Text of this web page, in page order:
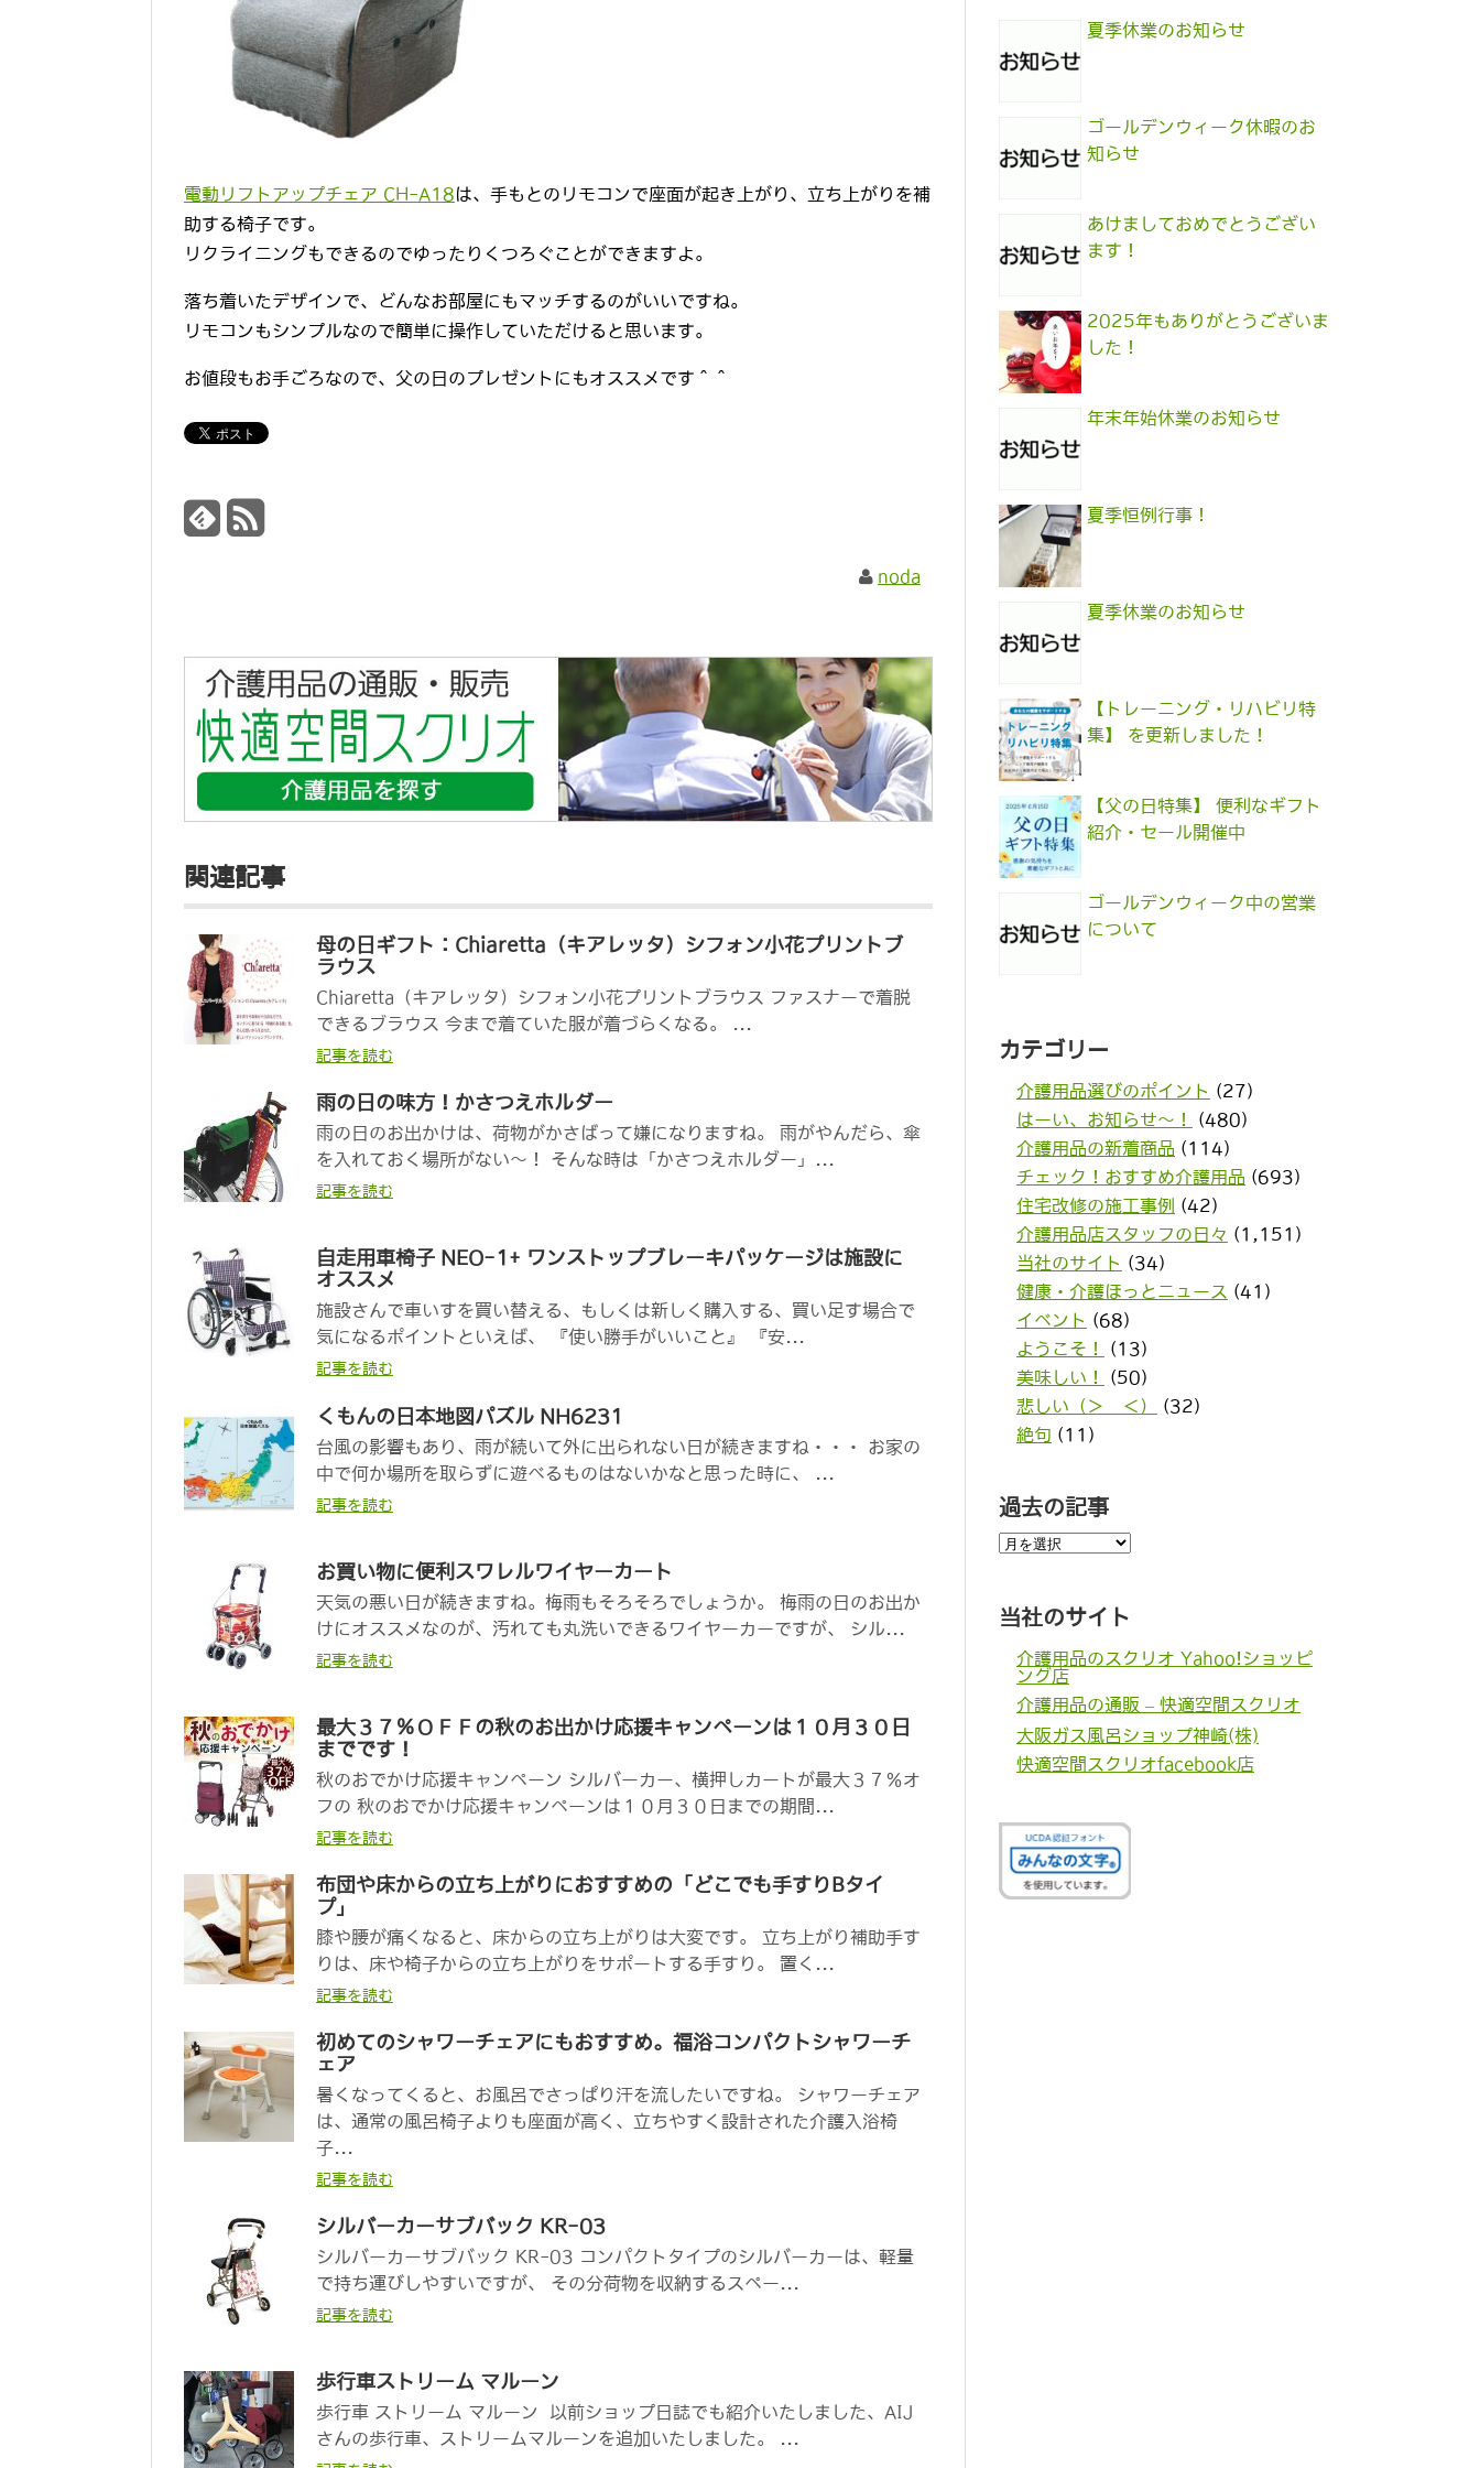
電動リフトアップチェア CH-A18は、手もとのリモコンで座面が起き上がり、立ち上がりを補
助する椅子です。
リクライニングもできるのでゆったりくつろぐことができますよ。
落ち着いたデザインで、どんなお部屋にもマッチするのがいいですね。
リモコンもシンプルなので簡単に操作していただけると思います。
お値段もお手ごろなので、父の日のプレゼントにもオススメです＾＾
noda
関連記事
母の日ギフト：Chiaretta（キアレッタ）シフォン小花プリントブ
ラウス
Chiaretta（キアレッタ）シフォン小花プリントブラウス ファスナーで着脱
できるブラウス 今まで着ていた服が着づらくなる。 ...
記事を読む
雨の日の味方！かさつえホルダー
雨の日のお出かけは、荷物がかさばって嫌になりますね。 雨がやんだら、傘
を入れておく場所がない～！ そんな時は「かさつえホルダー」...
記事を読む
自走用車椅子 NEO-1+ ワンストップブレーキパッケージは施設に
オススメ
施設さんで車いすを買い替える、もしくは新しく購入する、買い足す場合で
気になるポイントといえば、 『使い勝手がいいこと』 『安...
記事を読む
くもんの日本地図パズル NH6231
台風の影響もあり、雨が続いて外に出られない日が続きますね・・・ お家の
中で何か場所を取らずに遊べるものはないかなと思った時に、 ...
記事を読む
お買い物に便利スワレルワイヤーカート
天気の悪い日が続きますね。梅雨もそろそろでしょうか。 梅雨の日のお出か
けにオススメなのが、汚れても丸洗いできるワイヤーカーですが、 シル...
記事を読む
最大３７％ＯＦＦの秋のお出かけ応援キャンペーンは１０月３０日
までです！
秋のおでかけ応援キャンペーン シルバーカー、横押しカートが最大３７％オ
フの 秋のおでかけ応援キャンペーンは１０月３０日までの期間...
記事を読む
布団や床からの立ち上がりにおすすめの「どこでも手すりBタイ
プ」
膝や腰が痛くなると、床からの立ち上がりは大変です。 立ち上がり補助手す
りは、床や椅子からの立ち上がりをサポートする手すり。 置く...
記事を読む
初めてのシャワーチェアにもおすすめ。福浴コンパクトシャワーチ
ェア
暑くなってくると、お風呂でさっぱり汗を流したいですね。 シャワーチェア
は、通常の風呂椅子よりも座面が高く、立ちやすく設計された介護入浴椅
子...
記事を読む
シルバーカーサブバック KR-03
シルバーカーサブバック KR-03 コンパクトタイプのシルバーカーは、軽量
で持ち運びしやすいですが、 その分荷物を収納するスペー...
記事を読む
歩行車ストリーム マルーン
歩行車 ストリーム マルーン 以前ショップ日誌でも紹介いたしました、AIJ
さんの歩行車、ストリームマルーンを追加いたしました。 ...
夏季休業のお知らせ
ゴールデンウィーク休暇のお
知らせ
あけましておめでとうござい
ます！
2025年もありがとうございま
した！
年末年始休業のお知らせ
夏季恒例行事！
夏季休業のお知らせ
【トレーニング・リハビリ特
集】 を更新しました！
【父の日特集】 便利なギフト
紹介・セール開催中
ゴールデンウィーク中の営業
について
カテゴリー
介護用品選びのポイント (27)
はーい、お知らせ〜！
(480)
介護用品の新着商品 (114)
チェック！おすすめ介護用品 (693)
住宅改修の施工事例 (42)
介護用品店スタッフの日々 (1,151)
当社のサイト (34)
健康・介護ほっとニュース (41)
イベント (68)
ようこそ！
(13)
美味しい！
(50)
悲しい（＞＿＜）
(32)
絶句 (11)
過去の記事
過
去
事
当社のサイト
介護用品のスクリオ Yahoo!ショッピ
ング店
介護用品の通販 – 快適空間スクリオ
大阪ガス風呂ショップ神崎(株)
快適空間スクリオfacebook店